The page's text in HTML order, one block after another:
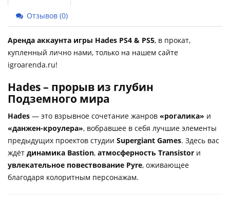
Отзывов (0)
Аренда аккаунта игры Hades PS4 & PS5, в прокат,
купленный лично нами, только на нашем сайте
igroarenda.ru!
Hades – прорыв из глубин
Подземного мира
Hades — это взрывное сочетание жанров «рогалика» и
«данжен-кроулера», вобравшее в себя лучшие элементы
предыдущих проектов студии Supergiant Games. Здесь вас
ждёт динамика Bastion, атмосферность Transistor и
увлекательное повествование Pyre, оживающее
благодаря колоритным персонажам.